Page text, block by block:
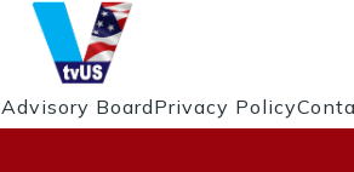
Advisory BoardPrivacy Policy